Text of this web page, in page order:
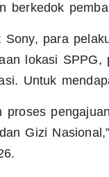
berkedok
Sony, para
lokasi
Untuk
proses
Gizi